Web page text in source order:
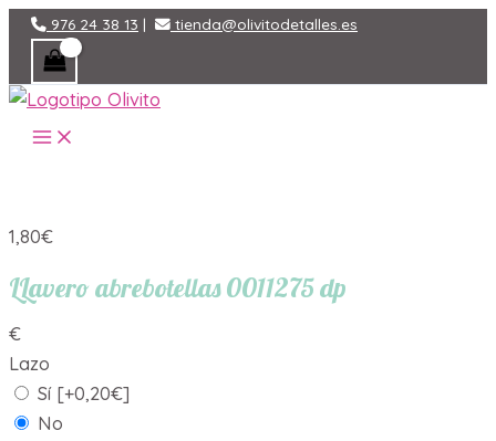
contenido
976 24 38 13 | tienda@olivitodetalles.es
MAIN
MENU
1,80€
LLavero abrebotellas 0011275 dp
€
Lazo
Sí [+0,20€]
No